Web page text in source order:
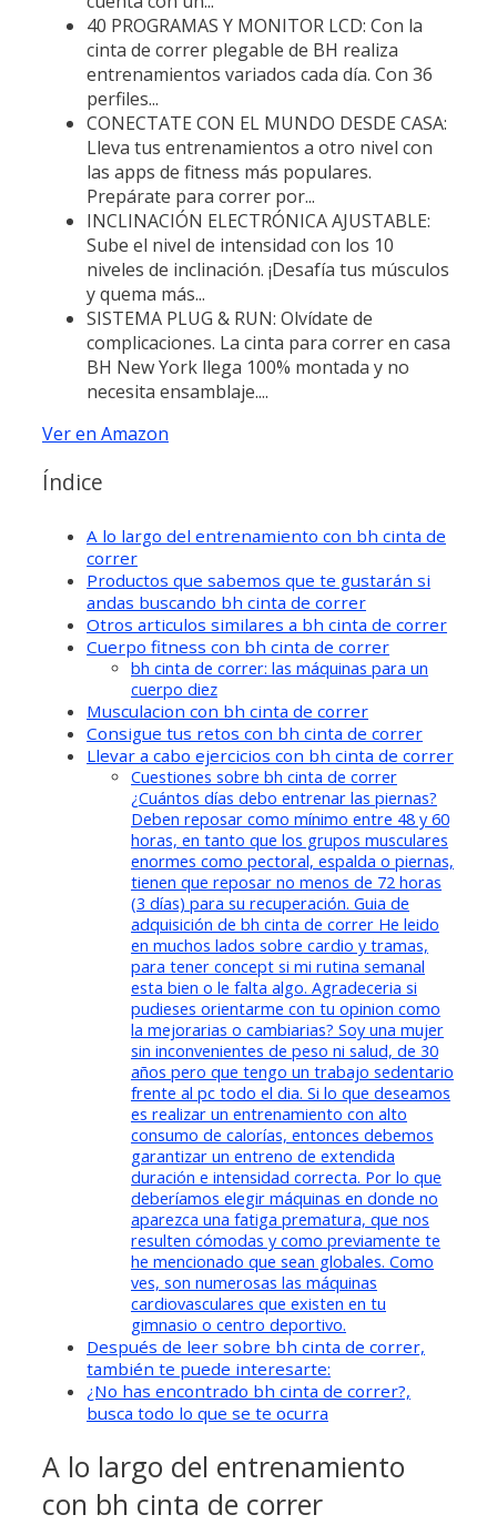
40 PROGRAMAS Y MONITOR LCD: Con la
cinta de correr plegable de BH realiza
entrenamientos variados cada día. Con 36
perfiles...
CONECTATE CON EL MUNDO DESDE CASA:
Lleva tus entrenamientos a otro nivel con
las apps de fitness más populares.
Prepárate para correr por...
INCLINACIÓN ELECTRÓNICA AJUSTABLE:
Sube el nivel de intensidad con los 10
niveles de inclinación. ¡Desafía tus músculos
y quema más...
SISTEMA PLUG & RUN: Olvídate de
complicaciones. La cinta para correr en casa
BH New York llega 100% montada y no
necesita ensamblaje....
Ver en Amazon
Índice
A lo largo del entrenamiento con bh cinta de
correr
Productos que sabemos que te gustarán si
andas buscando bh cinta de correr
Otros articulos similares a bh cinta de correr
Cuerpo fitness con bh cinta de correr
bh cinta de correr: las máquinas para un
cuerpo diez
Musculacion con bh cinta de correr
Consigue tus retos con bh cinta de correr
Llevar a cabo ejercicios con bh cinta de correr
Cuestiones sobre bh cinta de correr
¿Cuántos días debo entrenar las piernas?
Deben reposar como mínimo entre 48 y 60
horas, en tanto que los grupos musculares
enormes como pectoral, espalda o piernas,
tienen que reposar no menos de 72 horas
(3 días) para su recuperación. Guia de
adquisición de bh cinta de correr He leido
en muchos lados sobre cardio y tramas,
para tener concept si mi rutina semanal
esta bien o le falta algo. Agradeceria si
pudieses orientarme con tu opinion como
la mejorarias o cambiarias? Soy una mujer
sin inconvenientes de peso ni salud, de 30
años pero que tengo un trabajo sedentario
frente al pc todo el dia. Si lo que deseamos
es realizar un entrenamiento con alto
consumo de calorías, entonces debemos
garantizar un entreno de extendida
duración e intensidad correcta. Por lo que
deberíamos elegir máquinas en donde no
aparezca una fatiga prematura, que nos
resulten cómodas y como previamente te
he mencionado que sean globales. Como
ves, son numerosas las máquinas
cardiovasculares que existen en tu
gimnasio o centro deportivo.
Después de leer sobre bh cinta de correr,
también te puede interesarte:
¿No has encontrado bh cinta de correr?,
busca todo lo que se te ocurra
A lo largo del entrenamiento
con bh cinta de correr